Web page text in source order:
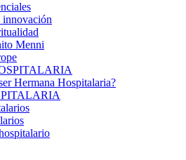
innovación
Menni
Hermana Hospitalaria?